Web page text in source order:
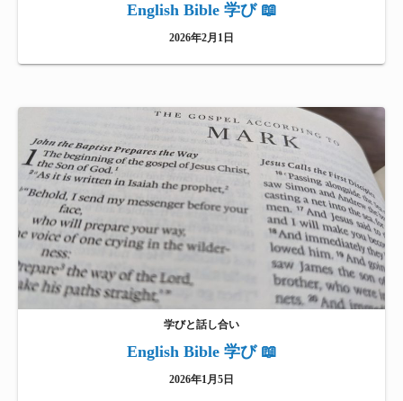
English Bible 学び 📖
2026年2月1日
学びと話し合い
English Bible 学び 📖
2026年1月5日